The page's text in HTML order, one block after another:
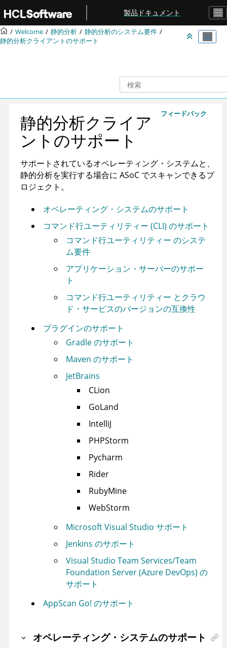
メインコンテンツにジャンプ
製品ドキュメント
Welcome 静的分析
静的分析のシステム要件
静的分析クライアントのサポート
フィードバック
静的分析クライア
ントのサポート
サポートされているオペレーティング・システムと、
静的分析を実行する場合に ASoC でスキャンできるプ
ロジェクト。
オペレーティング・システムのサポート
コマンド行ユーティリティー (CLI) のサポート
コマンド行ユーティリティー のシステ
ム要件
アプリケーション・サーバーのサポー
ト
コマンド行ユーティリティー とクラウ
ド・サービスのバージョンの互換性
プラグインのサポート
Gradle のサポート
Maven のサポート
JetBrains
CLion
GoLand
IntelliJ
PHPStorm
Pycharm
Rider
RubyMine
WebStorm
Microsoft Visual Studio サポート
Jenkins のサポート
Visual Studio Team Services/Team
Foundation Server (Azure DevOps) の
サポート
AppScan Go! のサポート
オペレーティング・システムのサポート